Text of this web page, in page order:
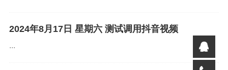
2024年8月17日 星期六 测试调用抖音视频
...